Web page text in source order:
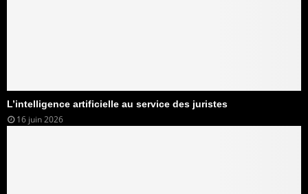
L’intelligence artificielle au service des juristes
16 juin 2026